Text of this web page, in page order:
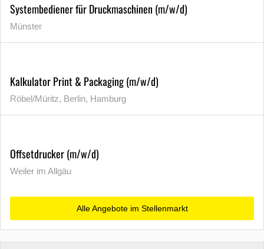
Systembediener für Druckmaschinen (m/w/d)
Münster
Kalkulator Print & Packaging (m/w/d)
Röbel/Müritz, Berlin, Hamburg
Offsetdrucker (m/w/d)
Weiler im Allgäu
Alle Angebote im Stellenmarkt